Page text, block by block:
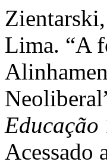
Lima. “A
Educação
Acessado